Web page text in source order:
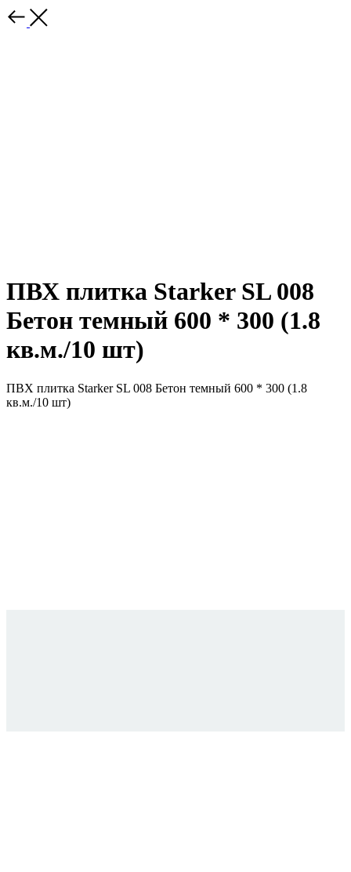
ПВХ плитка Starker SL 008
Бетон темный 600 * 300 (1.8
кв.м./10 шт)
ПВХ плитка Starker SL 008 Бетон темный 600 * 300 (1.8
кв.м./10 шт)